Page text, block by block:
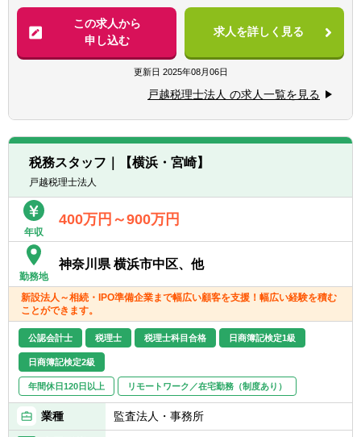
方
◎お客様との一つひとつのコミュニケーショ
ンを大切にできる方
◎協調性がある方
・データ入力
・決算業務
・巡回監査
・その他税務会計業務 等
・入社後すぐは、データ入力、決算業務、給
与計算、巡回監査等から担当し、少しずつ業
務を覚えていきます。経験に応じてその他幅
広い業務に携わります。
決算の見込みまでの予想、今後の税金の見込
みや手元にあるお金の流れ等、未来に向けた
資金繰りの提案等に特に注力しています。
・税理士の資格取得支援も行っているため、
スキルアップできる環境が整っています。
【具体的には】
●決算・申告書の作成
●税務相談対応など
相続税も年に数件お問合わせがあり、チャレ
ンジする環境です。
この求人から
申し込む
求人を詳しく見る
更新日 2025年08月06日
戸越税理士法人 の求人一覧を見る
税務スタッフ｜【横浜・宮崎】
戸越税理士法人
年収
400万円～900万円
勤務地
神奈川県 横浜市中区、他
新設法人～相続・IPO準備企業まで幅広い顧客を支援！幅広い経験を積む
ことができます。
公認会計士 税理士 税理士科目合格 日商簿記検定1級
日商簿記検定2級
年間休日120日以上 リモートワーク／在宅勤務（制度あり）
業種 監査法人・事務所